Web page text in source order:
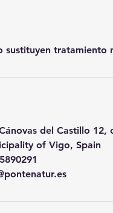
sustituyen tratamiento
del Castillo 12,
of Vigo, Spain